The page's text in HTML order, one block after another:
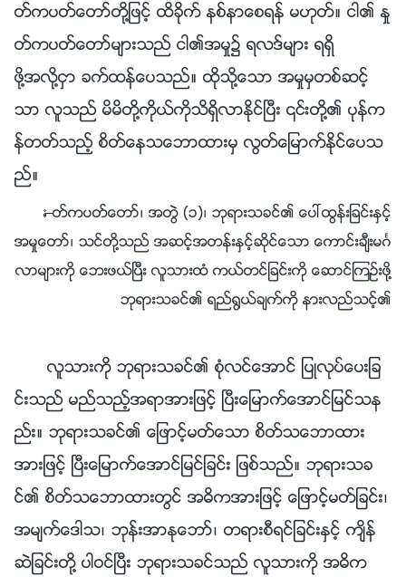
တ္ကပတ္ေတာ္တို႔ျဖင့္ ထိခိုက္ နစ္နာေစရန္ မဟုတ္။ ငါ၏ ႏႈ
တ္ကပတ္ေတာ္မ်ားသည္ ငါ၏အမႈ၌ ရလဒ္မ်ား ရရွိ
ဖို႔အလို႔ငွာ ခက္ထန္ေပသည္။ ထိုသို႔ေသာ အမႈမွတစ္ဆင့္
သာ လူသည္ မိမိတို႔ကိုယ္ကိုသိရွိလာႏိုင္ၿပီး ၎တို႔၏ ပုန္က
န္တတ္သည့္ စိတ္ေနသေဘာထားမွ လြတ္ေျမာက္ႏိုင္ေပသ
ည္။
—ႏႈတ္ကပတ္ေတာ္၊ အတြဲ (၁)၊ ဘုရားသခင္၏ ေပၚထြန္းျခင္းႏွင့္
အမႈေတာ္၊ သင္တို႔သည္ အဆင့္အတန္းႏွင့္ဆိုင္ေသာ ေကာင္းခ်ီးမဂၤ
လာမ်ားကို ေဘးဖယ္ၿပီး လူသားထံ ကယ္တင္ျခင္းကို ေဆာင္ၾကဥ္းဖို႔
ဘုရားသခင္၏ ရည္႐ြယ္ခ်က္ကို နားလည္သင့္၏
လူသားကို ဘုရားသခင္၏ စုံလင္ေအာင္ ျပဳလုပ္ေပးျခ
င္းသည္ မည္သည့္အရာအားျဖင့္ ၿပီးေျမာက္ေအာင္ျမင္သန
ည္း။ ဘုရားသခင္၏ ေျဖာင့္မတ္ေသာ စိတ္သေဘာထား
အားျဖင့္ ၿပီးေျမာက္ေအာင္ျမင္ျခင္း ျဖစ္သည္။ ဘုရားသခ
င္၏ စိတ္သေဘာထားတြင္ အဓိကအားျဖင့္ ေျဖာင့္မတ္ျခင္း၊
အမ်က္ေဒါသ၊ ဘုန္းအာႏုေဘာ္၊ တရားစီရင္ျခင္းႏွင့္ က်ိန္
ဆဲျခင္းတို႔ ပါဝင္ၿပီး ဘုရားသခင္သည္ လူသားကို အဓိက